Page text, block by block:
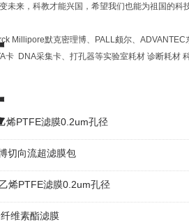
未来，科教才能兴国，希望我们也能为祖国的
Millipore默克密理博、PALL颇尔、
DNA采集卡、打孔器等实验室耗材 诊断耗材 科
烯PTFE滤膜0.2um孔径
切向流超滤膜包
烯PTFE滤膜0.2um孔径
维素酯滤膜